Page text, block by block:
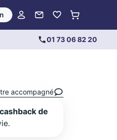
01 73 06 82 20
accompagné
de